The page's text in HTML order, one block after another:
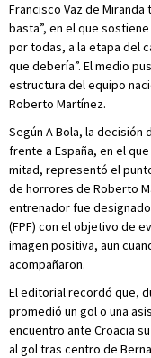
Francisco Vaz de
basta”, en el que
por todas, a la etapa del
que debería”. El medio
estructura del equipo
Roberto Martínez.
Según A Bola, la decisión
frente a España, en el
mitad, representó el
de horrores de Roberto
entrenador fue
(FPF) con el objetivo de
imagen positiva, aun
acompañaron.
El editorial recordó que,
promedió un gol o una
encuentro ante Croacia
al gol tras centro de